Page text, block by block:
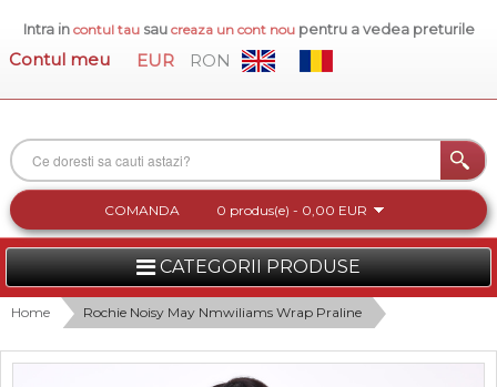
Intra in contul tausau creaza un cont nou pentru a vedea preturile
Contul meu EUR RON
COMANDA 0 produs(e) - 0,00 EUR
CATEGORII PRODUSE
FEMEI
BARBATI
Home Rochie Noisy May Nmwiliams Wrap Praline